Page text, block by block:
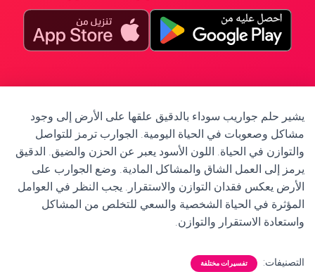
يشير حلم جواريب سوداء بالدقيق علقها على الأرض إلى وجود
مشاكل وصعوبات في الحياة اليومية. الجوارب ترمز للتواصل
والتوازن في الحياة. اللون الأسود يعبر عن الحزن والضيق. الدقيق
يرمز إلى العمل الشاق والمشاكل المادية. وضع الجوارب على
الأرض يعكس فقدان التوازن والاستقرار. يجب النظر في العوامل
المؤثرة في الحياة الشخصية والسعي للتخلص من المشاكل
واستعادة الاستقرار والتوازن.
التصنيفات: تفسيرات مختلفة